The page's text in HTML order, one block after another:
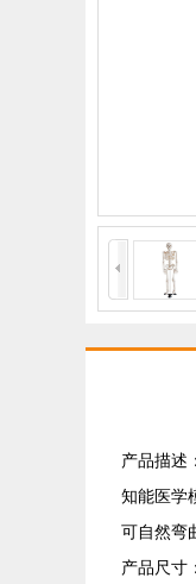
产品描述：
知能医学
可自然弯
产品尺寸